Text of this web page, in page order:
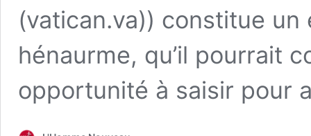
(vatican.va)) constitue
hénaurme, qu’il pourrait
opportunité à saisir pour